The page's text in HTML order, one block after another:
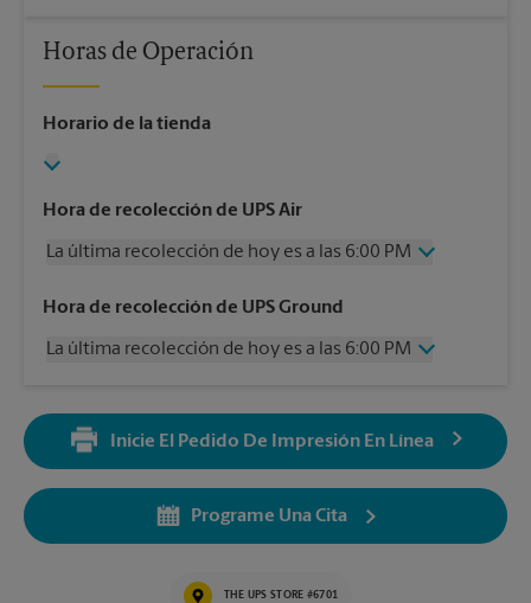
Horas de Operación
Horario de la tienda
Hora de recolección de UPS Air
La última recolección de hoy es a las 6:00 PM
Miércoles
6:00 PM
Viernes
6:00 PM
Lunes
6:00 PM
Martes
Hora de recolección de UPS Ground
La última recolección de hoy es a las 6:00 PM
Jueves
Viernes
6:00 PM
Sin Recolección
6:00 PM
Inicie El Pedido De Impresión En Línea
Programe Una Cita
THE UPS STORE #6701